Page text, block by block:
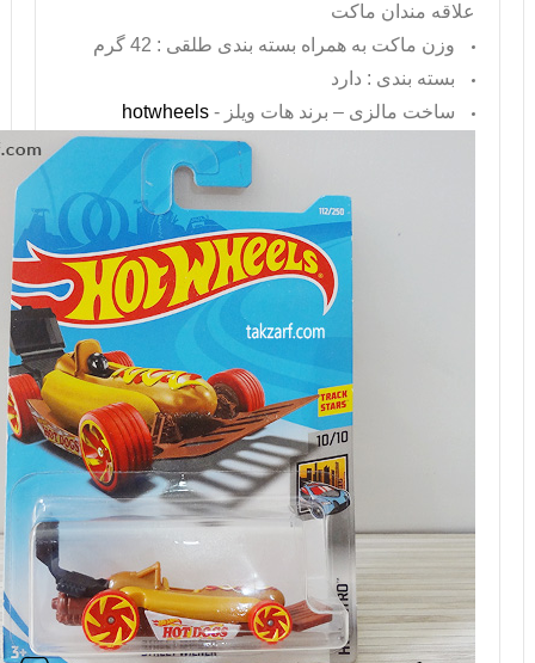
علاقه مندان ماکت
وزن ماکت به همراه بسته بندی طلقی : 42 گرم
بسته بندی : دارد
ساخت مالزی – برند هات ویلز - hotwheels